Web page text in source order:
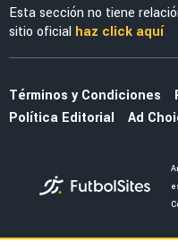
Esta sección no tiene
sitio oficial haz click aquí
Términos y Condiciones
Política Editorial
Ad